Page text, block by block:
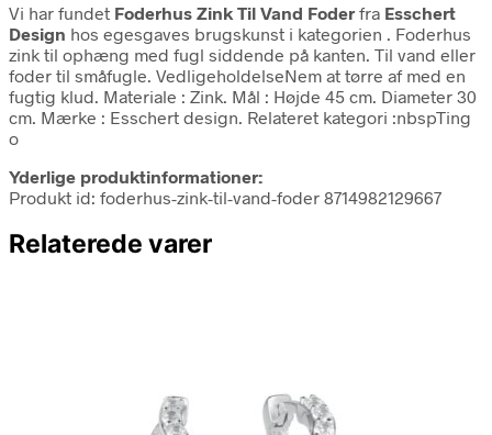
Vi har fundet Foderhus Zink Til Vand Foder fra Esschert
Design hos egesgaves brugskunst i kategorien . Foderhus
zink til ophæng med fugl siddende på kanten. Til vand eller
foder til småfugle. VedligeholdelseNem at tørre af med en
fugtig klud. Materiale : Zink. Mål : Højde 45 cm. Diameter 30
cm. Mærke : Esschert design. Relateret kategori :nbspTing
o
Yderlige produktinformationer:
Produkt id: foderhus-zink-til-vand-foder 8714982129667
Relaterede varer